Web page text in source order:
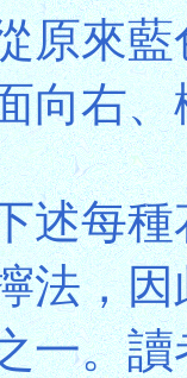
原來
向右
述每
法，
一。